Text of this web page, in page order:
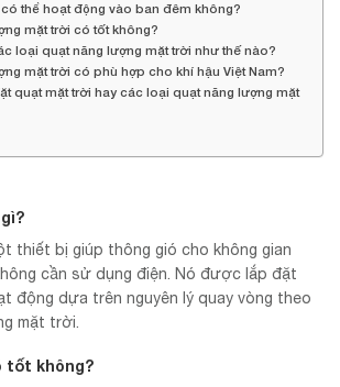
thể hoạt động vào ban đêm không?
mặt trời có tốt không?
loại quạt năng lượng mặt trời như thế nào?
mặt trời có phù hợp cho khí hậu Việt Nam?
quạt mặt trời hay các loại quạt năng lượng mặt
thiết bị giúp thông gió cho không gian
cần sử dụng điện. Nó được lắp đặt
động dựa trên nguyên lý quay vòng theo
mặt trời.
tốt không?